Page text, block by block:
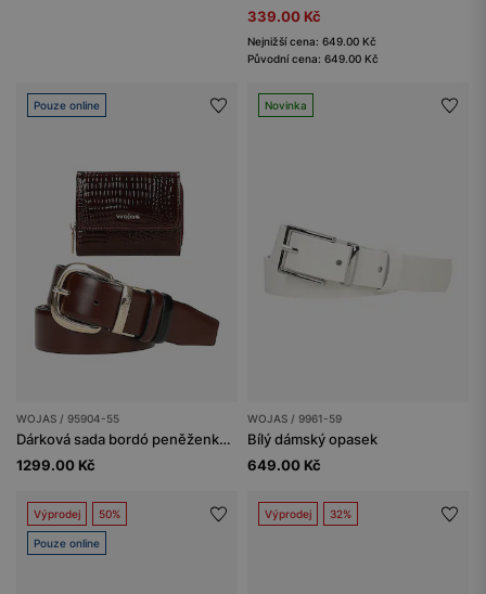
339.00 Kč
Nejnižší cena: 649.00 Kč
Původní cena: 649.00 Kč
Pouze online
WOJAS / 95904-55
Dárková sada bordó peněženka a oboustranný bordó-černý pásek
1299.00 Kč
Novinka
WOJAS / 9961-59
Bílý dámský opasek
649.00 Kč
Výprodej 50%
Pouze online
Výprodej 32%